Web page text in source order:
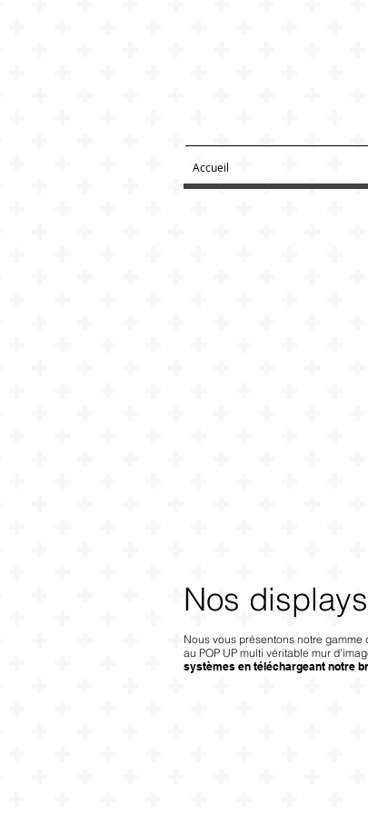
Accueil
Nos displays
Nous vous présentons notre
au POP UP multi véritable mur
systèmes en téléchargeant notre